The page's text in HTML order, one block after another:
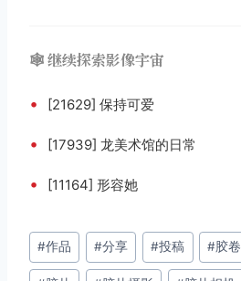
🕸️ 继续探索影像宇宙
• [21629] 保持可爱
• [17939] 龙美术馆的日常
• [11164] 形容她
文
章
#作品 #分享 #投稿 #胶卷